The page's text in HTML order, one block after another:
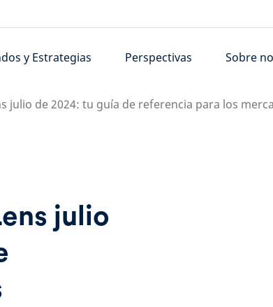
y Estrategias Perspectivas Sobre
julio de 2024: tu guía de referencia para los
julio